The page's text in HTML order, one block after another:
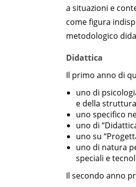
a situazioni e
come figura
metodologico
Didattica
Il primo anno di
uno di
e della
uno specifico
uno di
uno su
uno di natura
speciali e
Il secondo anno